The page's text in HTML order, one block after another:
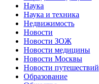
Наука
Наука и техника
Недвижимость
Новости
Новости ЗОЖ
Новости медицины
Новости Москвы
Новости путешествий
Образование